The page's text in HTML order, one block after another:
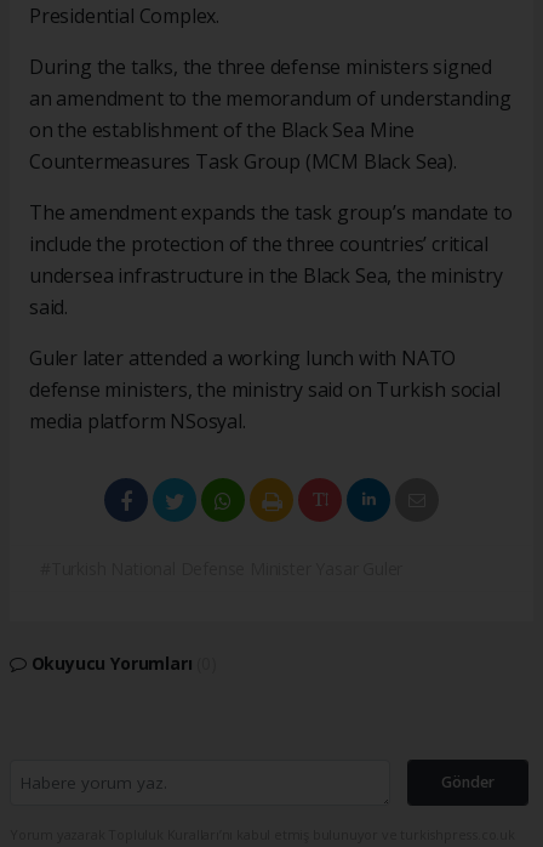
Presidential Complex.
During the talks, the three defense ministers signed
an amendment to the memorandum of understanding
on the establishment of the Black Sea Mine
Countermeasures Task Group (MCM Black Sea).
The amendment expands the task group’s mandate to
include the protection of the three countries’ critical
undersea infrastructure in the Black Sea, the ministry
said.
Guler later attended a working lunch with NATO
defense ministers, the ministry said on Turkish social
media platform NSosyal.
Okuyucu Yorumları
Gönder